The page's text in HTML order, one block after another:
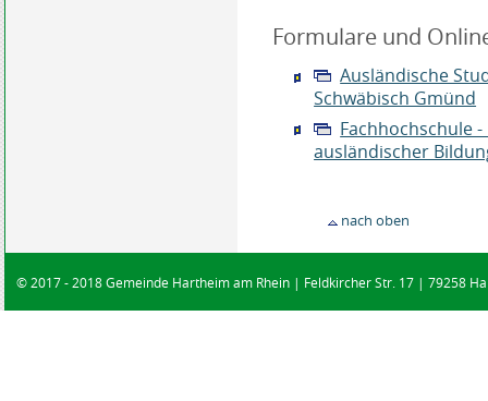
Formulare und
Ausländische
Schwäbisch Gmünd
Fachhochschule
ausländischer
nach oben
© 2017 - 2018 Gemeinde Hartheim am Rhein | Feldkircher Str. 17 | 79258